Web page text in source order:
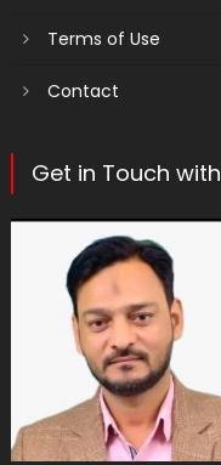
Terms of Use
Contact
Get in Touch